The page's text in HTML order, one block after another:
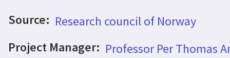
Source: Research council of Norway
Project Manager: Professor Per Thomas